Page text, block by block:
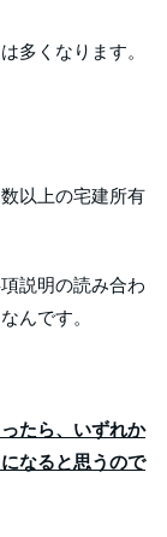
多くなります。
以上の宅建所有
説明の読み合わ
んです。
たら、いずれか
なると思うので